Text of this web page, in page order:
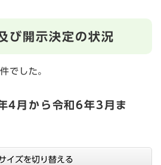
び開示決定の状況
でした。
4月から令和6年3月ま
イズを切り替える